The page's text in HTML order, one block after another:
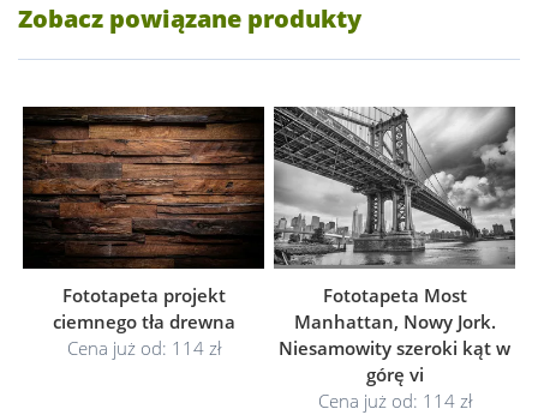
Zobacz powiązane produkty
Fototapeta projekt
ciemnego tła drewna
Cena już od: 114 zł
Fototapeta Most
Manhattan, Nowy Jork.
Niesamowity szeroki kąt w
górę vi
Cena już od: 114 zł